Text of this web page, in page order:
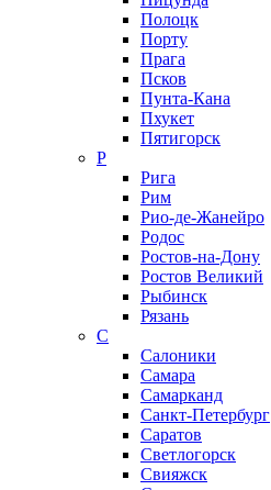
Полоцк
Порту
Прага
Псков
Пунта-Кана
Пхукет
Пятигорск
Р
Рига
Рим
Рио-де-Жанейро
Родос
Ростов-на-Дону
Ростов Великий
Рыбинск
Рязань
С
Салоники
Самара
Самарканд
Санкт-Петербург
Саратов
Светлогорск
Свияжск